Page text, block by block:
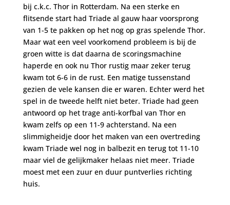
bij c.k.c. Thor in Rotterdam. Na een sterke en
flitsende start had Triade al gauw haar voorsprong
van 1-5 te pakken op het nog op gras spelende Thor.
Maar wat een veel voorkomend probleem is bij de
groen witte is dat daarna de scoringsmachine
haperde en ook nu Thor rustig maar zeker terug
kwam tot 6-6 in de rust. Een matige tussenstand
gezien de vele kansen die er waren. Echter werd het
spel in de tweede helft niet beter. Triade had geen
antwoord op het trage anti-korfbal van Thor en
kwam zelfs op een 11-9 achterstand. Na een
slimmigheidje door het maken van een overtreding
kwam Triade wel nog in balbezit en terug tot 11-10
maar viel de gelijkmaker helaas niet meer. Triade
moest met een zuur en duur puntverlies richting
huis.